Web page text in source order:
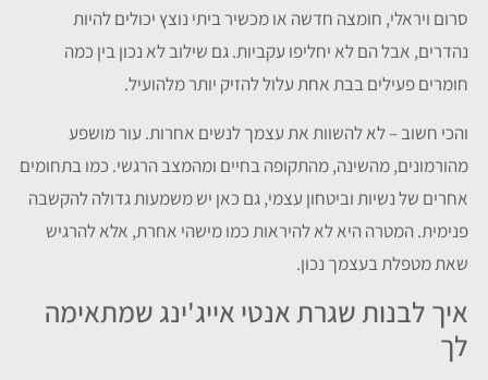
סרום ויראלי, חומצה חדשה או מכשיר ביתי נוצץ יכולים להיות
נהדרים, אבל הם לא יחליפו עקביות. גם שילוב לא נכון בין כמה
חומרים פעילים בבת אחת עלול להזיק יותר מלהועיל.
והכי חשוב – לא להשוות את עצמך לנשים אחרות. עור מושפע
מהורמונים, מהשינה, מהתקופה בחיים ומהמצב הרגשי. כמו בתחומים
אחרים של נשיות וביטחון עצמי, גם כאן יש משמעות גדולה להקשבה
פנימית. המטרה היא לא להיראות כמו מישהי אחרת, אלא להרגיש
שאת מטפלת בעצמך נכון.
איך לבנות שגרת אנטי אייג'ינג שמתאימה
לך